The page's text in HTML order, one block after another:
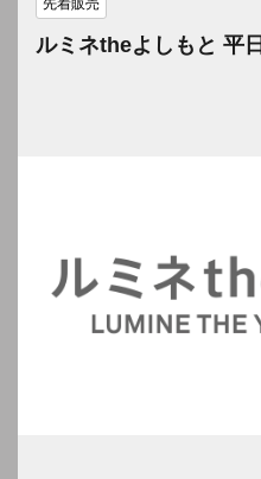
先着販売
ルミネtheよしもと 平